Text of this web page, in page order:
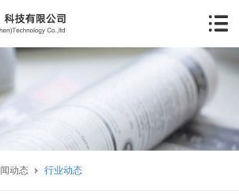
动态 行业动态